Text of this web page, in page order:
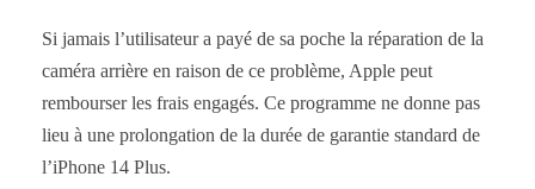
Si jamais l’utilisateur a payé de sa poche la réparation de la
caméra arrière en raison de ce problème, Apple peut
rembourser les frais engagés. Ce programme ne donne pas
lieu à une prolongation de la durée de garantie standard de
l’iPhone 14 Plus.